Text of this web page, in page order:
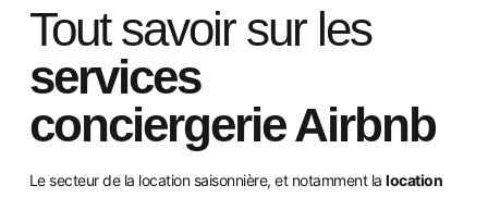
Tout savoir sur les
services
conciergerie Airbnb
Le secteur de la location saisonnière, et notamment lalocation